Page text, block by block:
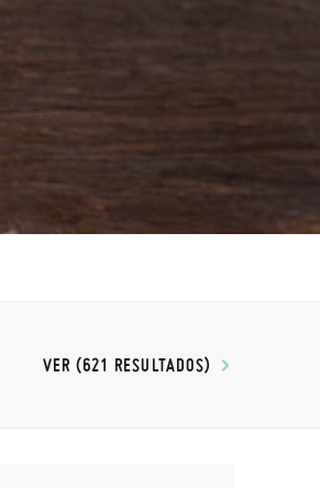
VER (621 RESULTADOS)